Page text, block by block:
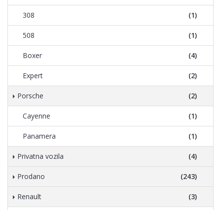
308 (1)
508 (1)
Boxer (4)
Expert (2)
Porsche (2)
Cayenne (1)
Panamera (1)
Privatna vozila (4)
Prodano (243)
Renault (3)